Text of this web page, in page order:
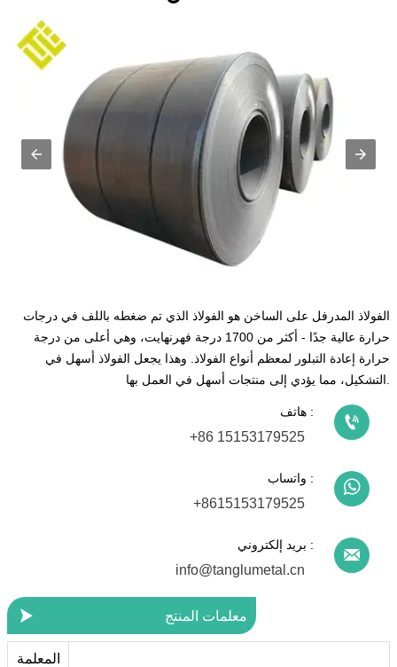
الفولاذ المدرفل على الساخن هو الفولاذ الذي تم ضغطه باللف في درجات
حرارة عالية جدًا - أكثر من 1700 درجة فهرنهايت، وهي أعلى من درجة
حرارة إعادة التبلور لمعظم أنواع الفولاذ. وهذا يجعل الفولاذ أسهل في
هاتف :
+86 15153179525

واتساب :
+8615153179525

بريد إلكتروني :
info@tanglumetal.cn

 معلمات المنتج
المعلمة